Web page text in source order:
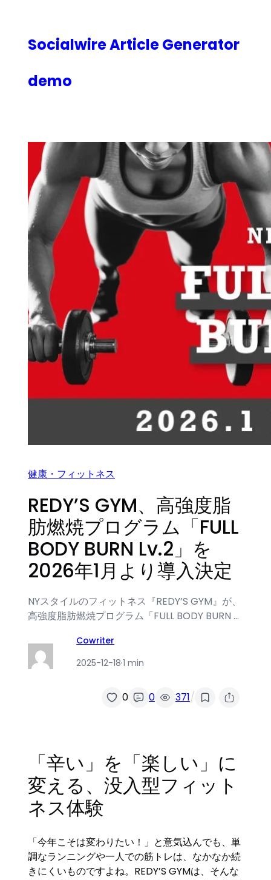
Socialwire Article Generator
demo
健康・フィットネス
REDY’S GYM、高強度脂
肪燃焼プログラム「FULL
BODY BURN Lv.2」を
2026年1月より導入決定
NYスタイルのフィットネス『REDY’S GYM』が、
高強度脂肪燃焼プログラム「FULL BODY BURN …
Cowriter
2025-12-18·1 min
0 0 371/
「辛い」を「楽しい」に
変える、没入型フィット
ネス体験
「今年こそは変わりたい！」と意気込んでも、単
調なランニングや一人での筋トレは、なかなか続
きにくいものですよね。REDY’S GYMは、そんな